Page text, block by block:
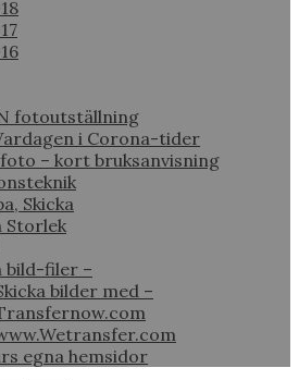
fotoutställning
i Corona-tider
– kort bruksanvisning
Skicka
Storlek
bild-filer –
bilder med –
egna hemsidor